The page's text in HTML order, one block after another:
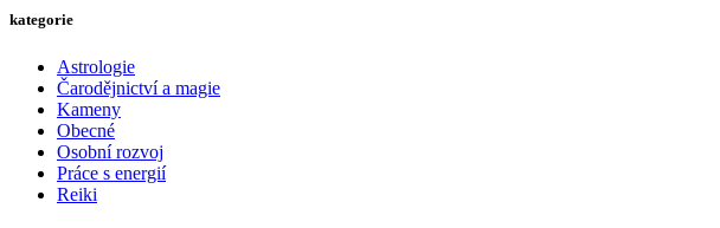
kategorie
Astrologie
Čarodějnictví a magie
Kameny
Obecné
Osobní rozvoj
Práce s energií
Reiki